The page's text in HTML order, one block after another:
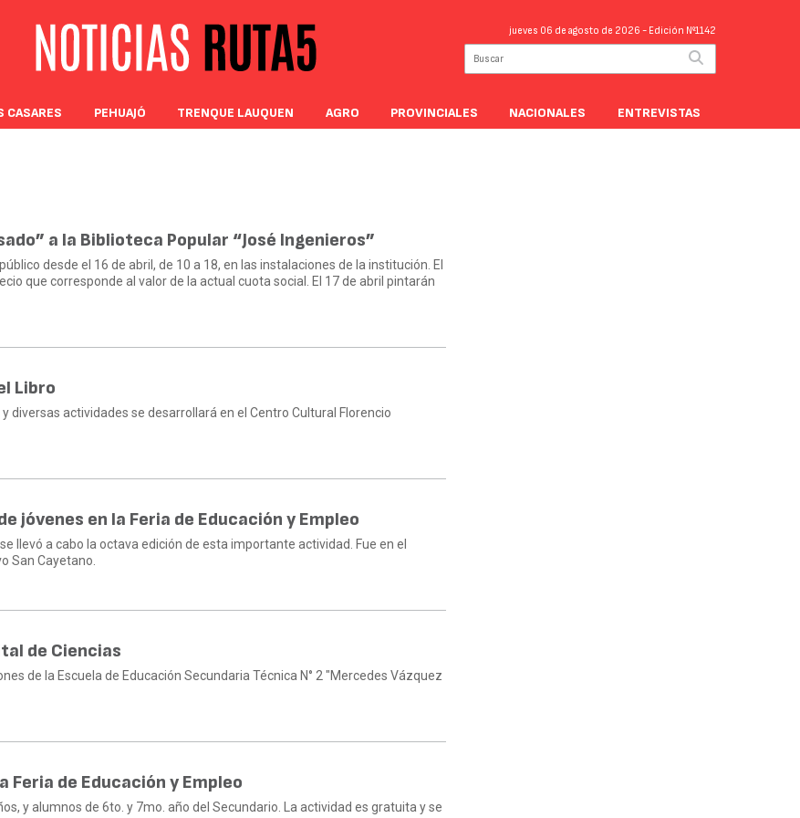
jueves 06 de agosto de 2026 - Edición Nº1142
CASARES PEHUAJÓ TRENQUE LAUQUEN AGRO PROVINCIALES NACIONALES ENTREVISTAS
a la Biblioteca Popular “José Ingenieros”
desde el 16 de abril, de 10 a 18, en las instalaciones de la institución. El
que corresponde al valor de la actual cuota social. El 17 de abril pintarán
Libro
y diversas actividades se desarrollará en el Centro Cultural Florencio
jóvenes en la Feria de Educación y Empleo
llevó a cabo la octava edición de esta importante actividad. Fue en el
San Cayetano.
de Ciencias
de la Escuela de Educación Secundaria Técnica N° 2 "Mercedes Vázquez
de Educación y Empleo
y alumnos de 6to. y 7mo. año del Secundario. La actividad es gratuita y se